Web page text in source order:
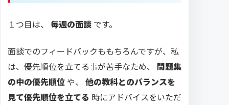
１つ目は、 毎週の面談 です。
面談でのフィードバックももちろんですが、私
は、優先順位を立てる事が苦手なため、 問題集
の中の優先順位や、 他の教科とのバランスを
見て優先順位を立てる 時にアドバイスをいただ